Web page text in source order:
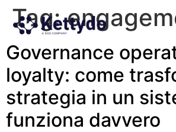
Tag:
Governance
loyalty: come
strategia in un
funziona davvero